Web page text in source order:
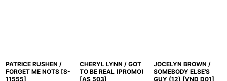
PATRICE RUSHEN /
FORGET ME NOTS [S-
11555]
CHERYL LYNN / GOT
TO BE REAL (PROMO)
[AS 503]
JOCELYN BROWN /
SOMEBODY ELSE'S
GUY (12) [VND D01]